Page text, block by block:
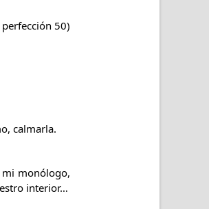
perfección 50)
calmarla.
monólogo,
interior…